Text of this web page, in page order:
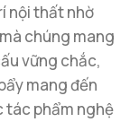
nội thất nhờ
chúng mang
vững chắc,
mang đến
tác phẩm nghệ